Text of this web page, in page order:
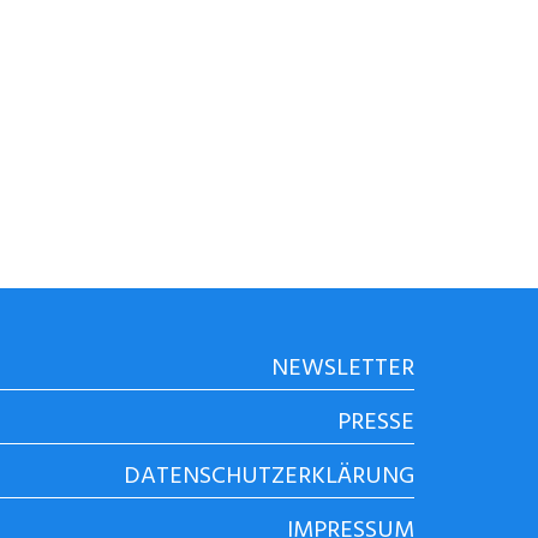
NEWSLETTER
PRESSE
DATENSCHUTZERKLÄRUNG
IMPRESSUM